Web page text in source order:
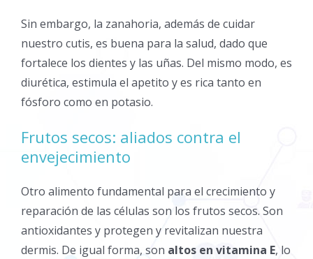
Sin embargo, la zanahoria, además de cuidar
nuestro cutis, es buena para la salud, dado que
fortalece los dientes y las uñas. Del mismo modo, es
diurética, estimula el apetito y es rica tanto en
fósforo como en potasio.
Frutos secos: aliados contra el
envejecimiento
Otro alimento fundamental para el crecimiento y
reparación de las células son los frutos secos. Son
antioxidantes y protegen y revitalizan nuestra
dermis. De igual forma, son altos en vitamina E, lo